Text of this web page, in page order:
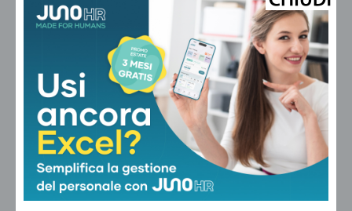
Motori
FIAT Professional Ducato festeggia
45 anni di innovazione e leadership
Motori
Audi Q9: il nuovo SUV ammiraglia